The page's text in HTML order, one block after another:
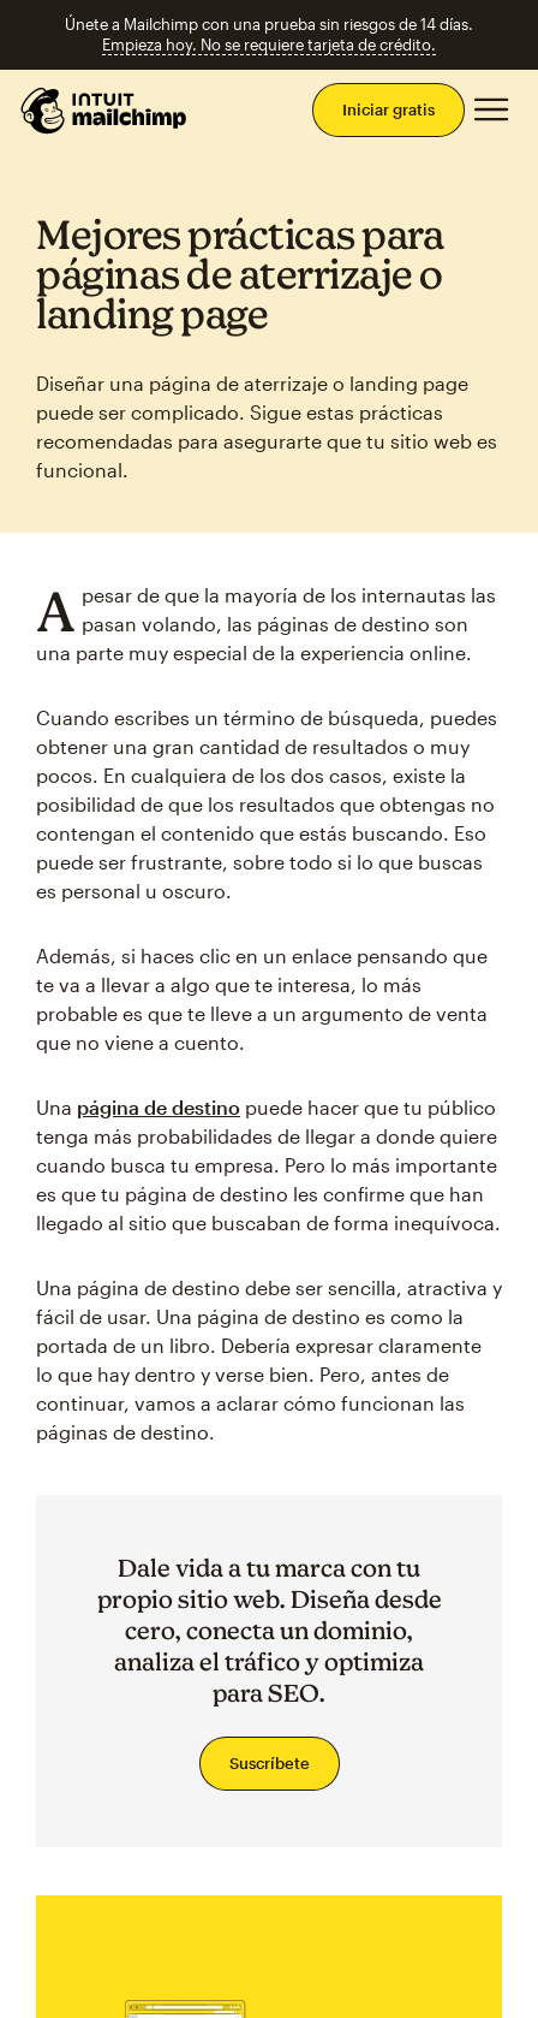
Únete a Mailchimp con una prueba sin riesgos de 14 días.
Empieza hoy. No se requiere tarjeta de crédito.
Iniciar gratis
Mejores prácticas para
páginas de aterrizaje o
landing page
Diseñar una página de aterrizaje o landing page
puede ser complicado. Sigue estas prácticas
recomendadas para asegurarte que tu sitio web es
funcional.
A pesar de que la mayoría de los internautas las
pasan volando, las páginas de destino son
una parte muy especial de la experiencia online.
Cuando escribes un término de búsqueda, puedes
obtener una gran cantidad de resultados o muy
pocos. En cualquiera de los dos casos, existe la
posibilidad de que los resultados que obtengas no
contengan el contenido que estás buscando. Eso
puede ser frustrante, sobre todo si lo que buscas
es personal u oscuro.
Además, si haces clic en un enlace pensando que
te va a llevar a algo que te interesa, lo más
probable es que te lleve a un argumento de venta
que no viene a cuento.
Una página de destino puede hacer que tu público
tenga más probabilidades de llegar a donde quiere
cuando busca tu empresa. Pero lo más importante
es que tu página de destino les confirme que han
llegado al sitio que buscaban de forma inequívoca.
Una página de destino debe ser sencilla, atractiva y
fácil de usar. Una página de destino es como la
portada de un libro. Debería expresar claramente
lo que hay dentro y verse bien. Pero, antes de
continuar, vamos a aclarar cómo funcionan las
páginas de destino.
Dale vida a tu marca con tu
propio sitio web. Diseña desde
cero, conecta un dominio,
analiza el tráfico y optimiza
para SEO.
Suscríbete